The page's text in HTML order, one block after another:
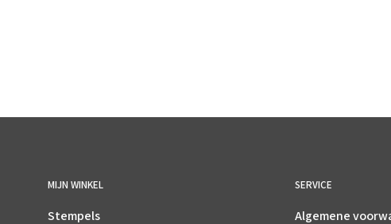
MIJN WINKEL
Stempels
SERVICE
Algemene